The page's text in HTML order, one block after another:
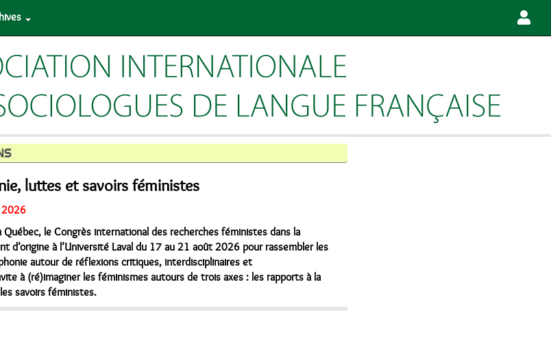
luttes et savoirs féministes
2026
le Congrès international des recherches féministes dans la
d’origine à l’Université Laval du 17 au 21 août 2026 pour rassembler les
autour de réflexions critiques, interdisciplinaires et
à (ré)imaginer les féminismes autours de trois axes : les rapports à la
savoirs féministes.